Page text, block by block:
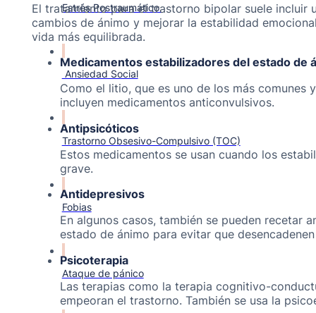
Estrés Postraumático
Ansiedad Social
Trastorno Obsesivo-Compulsivo (TOC)
Fobias
Ataque de pánico
El tratamiento para el trastorno bipolar suele
cambios de ánimo y mejorar la estabilidad
vida más equilibrada.
Medicamentos estabilizadores del estado de
Como el litio, que es uno de los más
incluyen medicamentos anticonvulsivos.
Antipsicóticos
Estos medicamentos se usan cuando los
grave.
Antidepresivos
En algunos casos, también se pueden recetar
estado de ánimo para evitar que
Psicoterapia
Las terapias como la terapia cognitivo-
empeoran el trastorno. También se usa la